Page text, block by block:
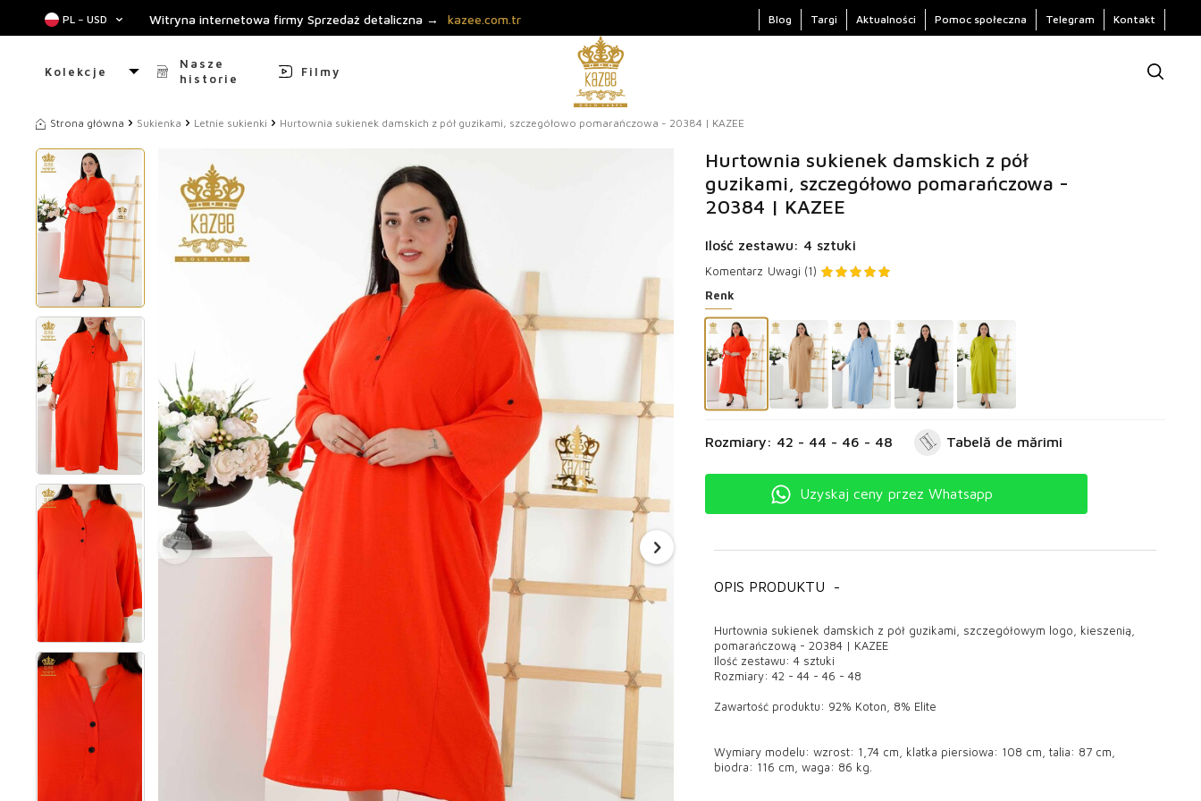
PL − USD Witryna internetowa firmy Sprzedaż detaliczna → kazee.com.tr Blog Targi Aktualności Pomoc społeczna Telegram Kontakt
Kolekcje
Nasze
historie
Filmy
Strona główna Sukienka Letnie sukienki Hurtownia sukienek damskich z pół guzikami, szczegółowo pomarańczowa - 20384 | KAZEE
Hurtownia sukienek damskich z pół
guzikami, szczegółowo pomarańczowa -
20384 | KAZEE
Ilość zestawu: 4 sztuki
Komentarz Uwagi (1)
Renk
Rozmiary: 42 - 44 - 46 - 48 Tabelă de mărimi
Uzyskaj ceny przez Whatsapp
OPIS PRODUKTU -
Hurtownia sukienek damskich z pół guzikami, szczegółowym logo, kieszenią,
pomarańczową - 20384 | KAZEE
Ilość zestawu: 4 sztuki
Rozmiary: 42 - 44 - 46 - 48
Zawartość produktu: 92% Koton, 8% Elite
Wymiary modelu: wzrost: 1,74 cm, klatka piersiowa: 108 cm, talia: 87 cm,
biodra: 116 cm, waga: 86 kg.